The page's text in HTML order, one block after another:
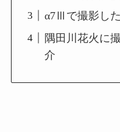
α7Ⅲで撮影し
隅田川花火に
介